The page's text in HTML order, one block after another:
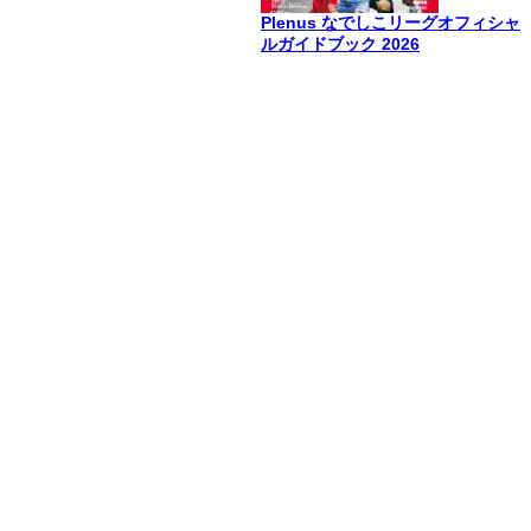
Plenus なでしこリーグオフィシャ
ルガイドブック 2026